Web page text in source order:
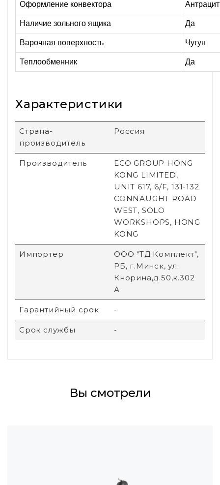
Оформление конвектора Антрацит
Наличие зольного ящика Да
Варочная поверхность Чугун
Теплообменник Да
Характеристики
Страна-
производитель
Россия
Производитель
ECO GROUP HONG
KONG LIMITED,
UNIT 617, 6/F, 131-132
CONNAUGHT ROAD
WEST, SOLO
WORKSHOPS, HONG
KONG
Импортер
ООО "ТД Комплект",
РБ, г.Минск, ул.
Кнорина,д.50,к.302
А
Гарантийный срок -
Срок службы -
Вы смотрели